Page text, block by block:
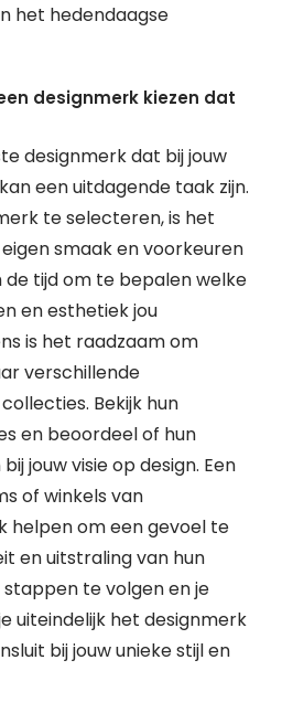
het hedendaagse
designmerk kiezen dat
designmerk dat bij jouw
een uitdagende taak zijn.
te selecteren, is het
smaak en voorkeuren
tijd om te bepalen welke
en esthetiek jou
is het raadzaam om
verschillende
Bekijk hun
en beoordeel of hun
jouw visie op design. Een
of winkels van
helpen om een gevoel te
en uitstraling van hun
te volgen en je
uiteindelijk het designmerk
bij jouw unieke stijl en